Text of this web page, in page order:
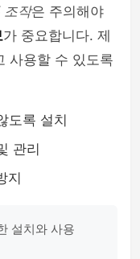
조작은 주의해야
가 중요합니다. 제
사용할 수 있도록
도록 설치
관리
지
설치와 사용